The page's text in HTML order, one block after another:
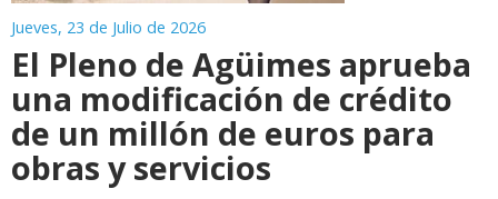
Jueves, 23 de Julio de 2026
El Pleno de Agüimes aprueba
una modificación de crédito
de un millón de euros para
obras y servicios